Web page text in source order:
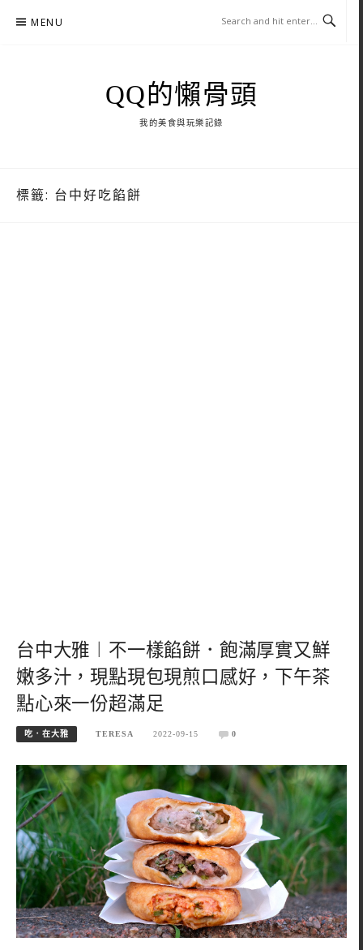
MENU
QQ的懶骨頭
我的美食與玩樂記錄
標籤: 台中好吃餡餅
台中大雅︱不一樣餡餅．飽滿厚實又鮮
嫩多汁，現點現包現煎口感好，下午茶
點心來一份超滿足
吃．在大雅 TERESA 2022-09-15 0